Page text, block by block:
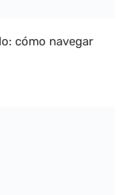
cómo navegar